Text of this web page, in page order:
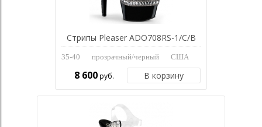
Стрипы Pleaser ADO708RS-1/C/B
35-40 прозрачный/черный США
8 600руб. В корзину